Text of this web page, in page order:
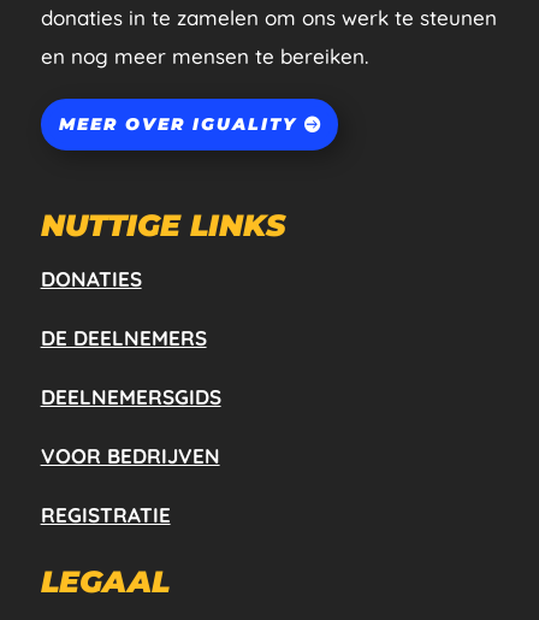
donaties in te zamelen om ons werk te steunen
en nog meer mensen te bereiken.
MEER OVER IGUALITY
NUTTIGE LINKS
DONATIES
DE DEELNEMERS
DEELNEMERSGIDS
VOOR BEDRIJVEN
REGISTRATIE
LEGAAL